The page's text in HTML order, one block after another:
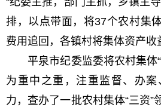
排，以点带面，将37个农村集
费用追回，各镇村将集体资产收
平泉市纪委监委将农村集体“
为重中之重，注重监督、办
力，查办了一批农村集体“三资”